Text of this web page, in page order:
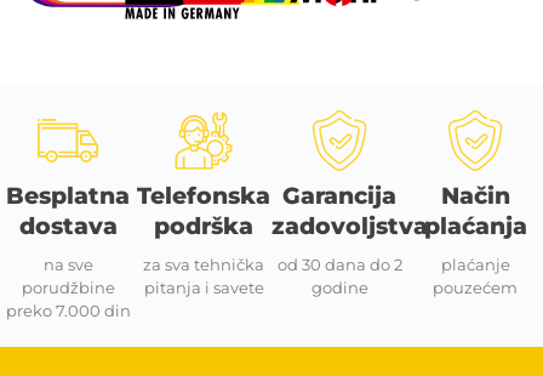
Besplatna
dostava
na sve
porudžbine
preko 7.000 din
Telefonska
podrška
za sva tehnička
pitanja i savete
Garancija
zadovoljstva
od 30 dana do 2
godine
Način
plaćanja
plaćanje
pouzećem